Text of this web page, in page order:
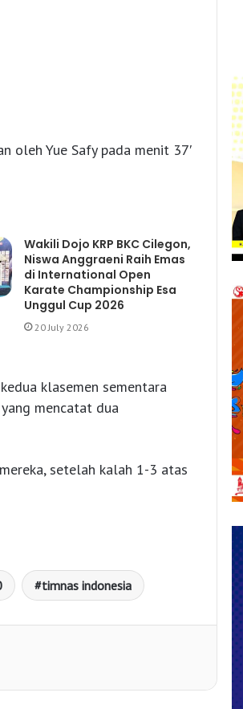
oleh Yue Safy pada menit 37′
Wakili Dojo KRP BKC Cilegon,
Niswa Anggraeni Raih Emas
di International Open
Karate Championship Esa
Unggul Cup 2026
20 July 2026
klasemen sementara
mencatat dua
setelah kalah 1-3 atas
timnas indonesia